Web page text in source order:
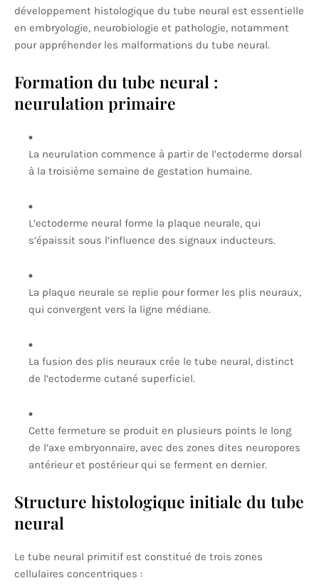
développement histologique du tube neural est essentielle
en embryologie, neurobiologie et pathologie, notamment
pour appréhender les malformations du tube neural.
Formation du tube neural :
neurulation primaire
La neurulation commence à partir de l’ectoderme dorsal
à la troisième semaine de gestation humaine.
L’ectoderme neural forme la plaque neurale, qui
s’épaissit sous l’influence des signaux inducteurs.
La plaque neurale se replie pour former les plis neuraux,
qui convergent vers la ligne médiane.
La fusion des plis neuraux crée le tube neural, distinct
de l’ectoderme cutané superficiel.
Cette fermeture se produit en plusieurs points le long
de l’axe embryonnaire, avec des zones dites neuropores
antérieur et postérieur qui se ferment en dernier.
Structure histologique initiale du tube
neural
Le tube neural primitif est constitué de trois zones
cellulaires concentriques :